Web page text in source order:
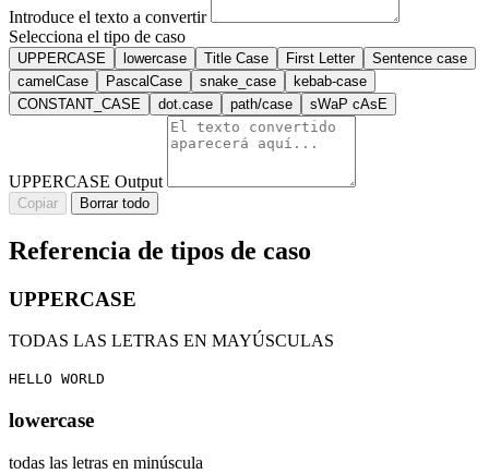
Introduce el texto a convertir
Selecciona el tipo de caso
UPPERCASE lowercase Title Case First Letter
Sentence case
camelCase
PascalCase snake_case
kebab-case
CONSTANT_CASE
dot.case path/case sWaP cAsE
UPPERCASE Output
Copiar Borrar todo
Referencia de tipos de caso
UPPERCASE
TODAS LAS LETRAS EN MAYÚSCULAS
HELLO WORLD
lowercase
todas las letras en minúscula